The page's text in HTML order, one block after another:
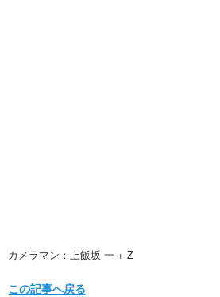
カメラマン：上飯坂 一 + Z
この記事へ戻る